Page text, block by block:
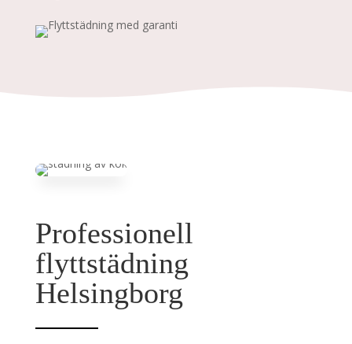
Professionell
flyttstädning
Helsingborg